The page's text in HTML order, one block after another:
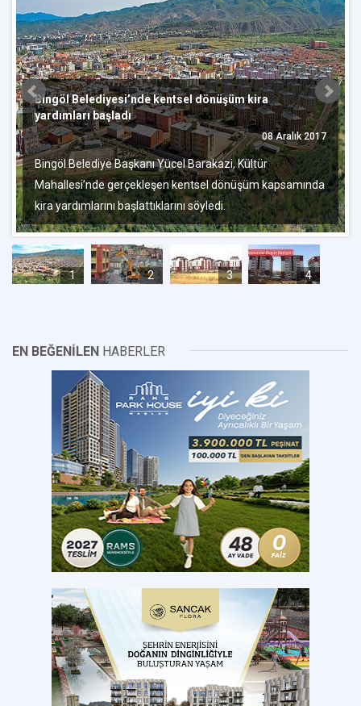
Bingöl Belediyesi’nde kentsel dönüşüm kira
yardımları başladı
08 Aralık 2017
Bingöl Belediye Başkanı Yücel Barakazi, Kültür
Mahallesi’nde gerçekleşen kentsel dönüşüm kapsamında
kira yardımlarını başlattıklarını söyledi.
1 2 3 4
EN BEĞENİLEN HABERLER